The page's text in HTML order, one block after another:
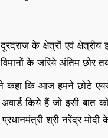
के क्षेत्रों एवं
के जरिये अंतिम छोर
ने कहा कि आज हमने छोटे
किये हैं जो इसी बात को
प्रधानमंत्री श्री नरेंद्र